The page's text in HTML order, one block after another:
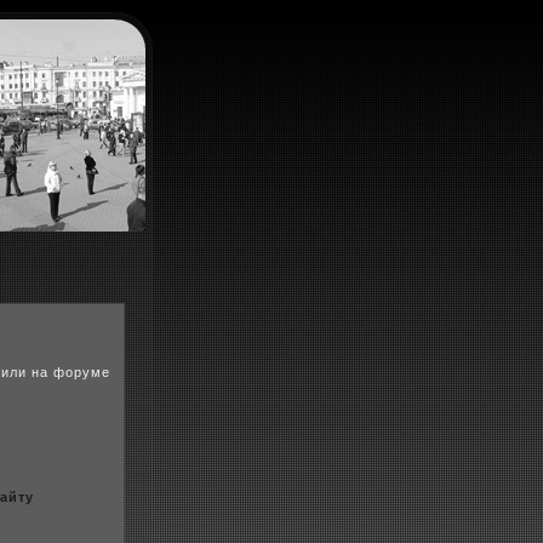
на форуме